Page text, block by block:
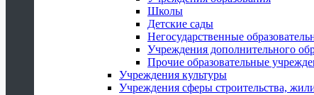
Школы
Детские сады
Негосударственные
Учреждения дополнительного
Прочие образовательные
Учреждения культуры
Учреждения сферы строительства,